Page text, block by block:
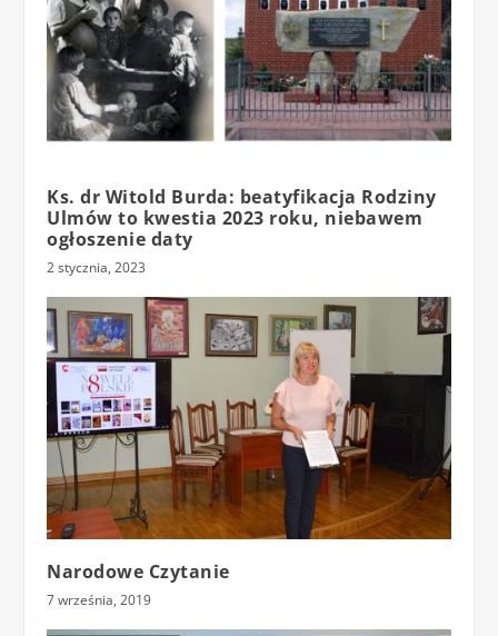
Ks. dr Witold Burda: beatyfikacja Rodziny
Ulmów to kwestia 2023 roku, niebawem
ogłoszenie daty
2 stycznia, 2023
Narodowe Czytanie
7 września, 2019